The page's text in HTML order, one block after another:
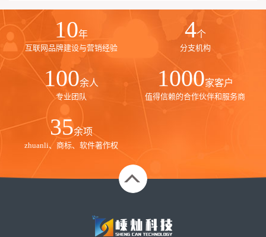
10年
互联网品牌建设与营销经验
4个
分支机构
100余人
专业团队
1000家客户
值得信赖的合作伙伴和服务商
35余项
zhuanli、商标、软件著作权